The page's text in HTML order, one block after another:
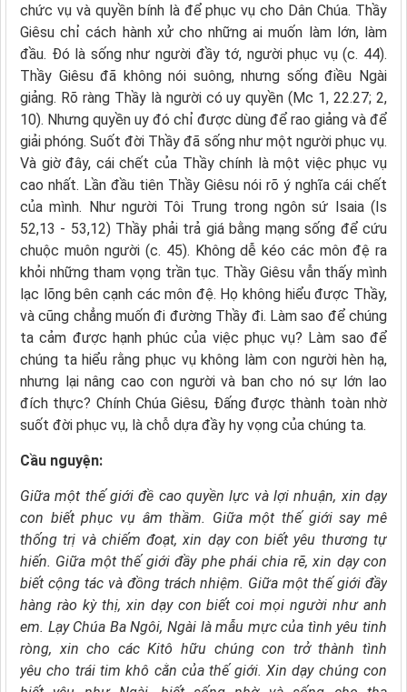
chức vụ và quyền bính là để phục vụ cho Dân Chúa. Thầy
Giêsu chỉ cách hành xử cho những ai muốn làm lớn, làm
đầu. Đó là sống như người đầy tớ, người phục vụ (c. 44).
Thầy Giêsu đã không nói suông, nhưng sống điều Ngài
giảng. Rõ ràng Thầy là người có uy quyền (Mc 1, 22.27; 2,
10). Nhưng quyền uy đó chỉ được dùng để rao giảng và để
giải phóng. Suốt đời Thầy đã sống như một người phục vụ.
Và giờ đây, cái chết của Thầy chính là một việc phục vụ
cao nhất. Lần đầu tiên Thầy Giêsu nói rõ ý nghĩa cái chết
của mình. Như người Tôi Trung trong ngôn sứ Isaia (Is
52,13 - 53,12) Thầy phải trả giá bằng mạng sống để cứu
chuộc muôn người (c. 45). Không dễ kéo các môn đệ ra
khỏi những tham vọng trần tục. Thầy Giêsu vẫn thấy mình
lạc lõng bên cạnh các môn đệ. Họ không hiểu được Thầy,
và cũng chẳng muốn đi đường Thầy đi. Làm sao để chúng
ta cảm được hạnh phúc của việc phục vụ? Làm sao để
chúng ta hiểu rằng phục vụ không làm con người hèn hạ,
nhưng lại nâng cao con người và ban cho nó sự lớn lao
đích thực? Chính Chúa Giêsu, Đấng được thành toàn nhờ
suốt đời phục vụ, là chỗ dựa đầy hy vọng của chúng ta.
Cầu nguyện:
Giữa một thế giới đề cao quyền lực và lợi nhuận,xin dạy
con biết phục vụ âm thầm. Giữa một thế giới say mê
thống trị và chiếm đoạt,xin dạy con biết yêu thương tự
hiến. Giữa một thế giới đầy phe phái chia rẽ,xin dạy con
biết cộng tác và đồng trách nhiệm. Giữa một thế giới đầy
hàng rào kỳ thị,xin dạy con biết coi mọi người như anh
em. Lạy Chúa Ba Ngôi, Ngài là mẫu mực của tình yêu tinh
ròng,xin cho các Kitô hữu chúng con trở thành tình
yêucho trái tim khô cằn của thế giới. Xin dạy chúng con